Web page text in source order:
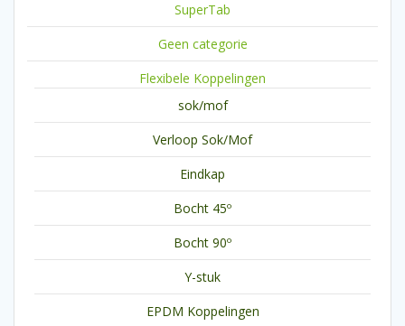
SuperTab
Geen categorie
Flexibele Koppelingen
sok/mof
Verloop Sok/Mof
Eindkap
Bocht 45º
Bocht 90º
Y-stuk
EPDM Koppelingen